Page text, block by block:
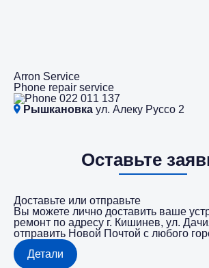
Arron Service
Phone repair service
022 011 137
Рышкановка ул. Алеку Руссо 2
Оставьте
Доставьте или отправьте
Вы можете лично доставить ваше
ремонт по адресу г. Кишинев, ул.
отправить Новой Почтой с любого
Детали